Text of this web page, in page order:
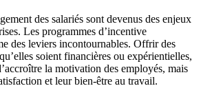
des salariés sont devenus des enjeux
Les programmes d’incentive
des leviers incontournables. Offrir des
soient financières ou expérientielles,
la motivation des employés, mais
et leur bien-être au travail.